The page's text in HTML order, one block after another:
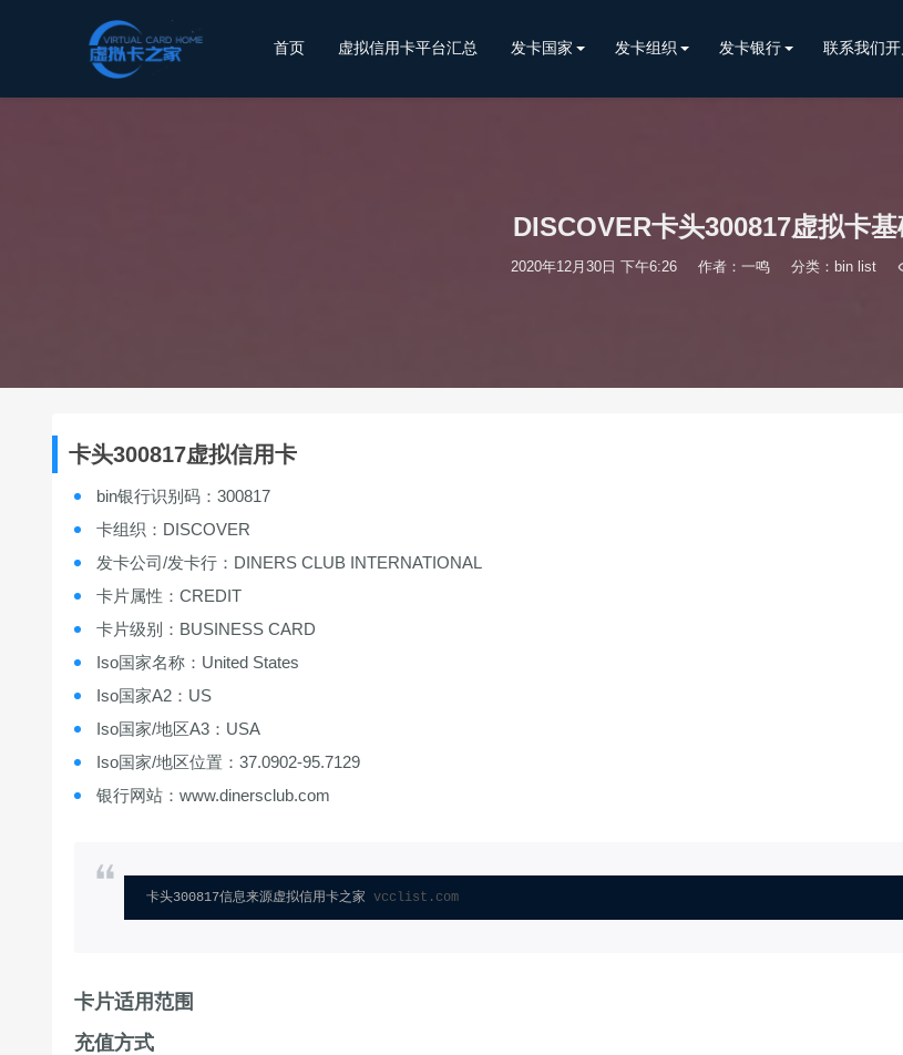
首页 虚拟信用卡平台汇总 发卡国家 发卡组织 发卡银行 联系我们
DISCOVER卡头300817虚拟卡
2020年12月30日 下午6:26 作者：一鸣 分类： bin list
卡头300817虚拟信用卡
bin银行识别码：300817
卡组织：DISCOVER
发卡公司/发卡行：DINERS CLUB INTERNATIONAL
卡片属性：CREDIT
卡片级别：BUSINESS CARD
Iso国家名称：United States
Iso国家A2：US
Iso国家/地区A3：USA
Iso国家/地区位置：37.0902-95.7129
银行网站：www.dinersclub.com
卡头300817信息来源虚拟信用卡之家 vcclist.com
卡片适用范围
充值方式